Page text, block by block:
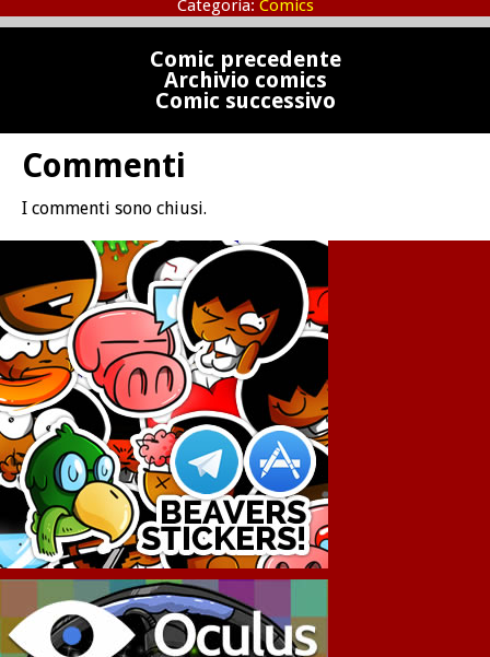
Categoria: Comics
Comic precedente
Archivio comics
Comic successivo
Commenti
I commenti sono chiusi.